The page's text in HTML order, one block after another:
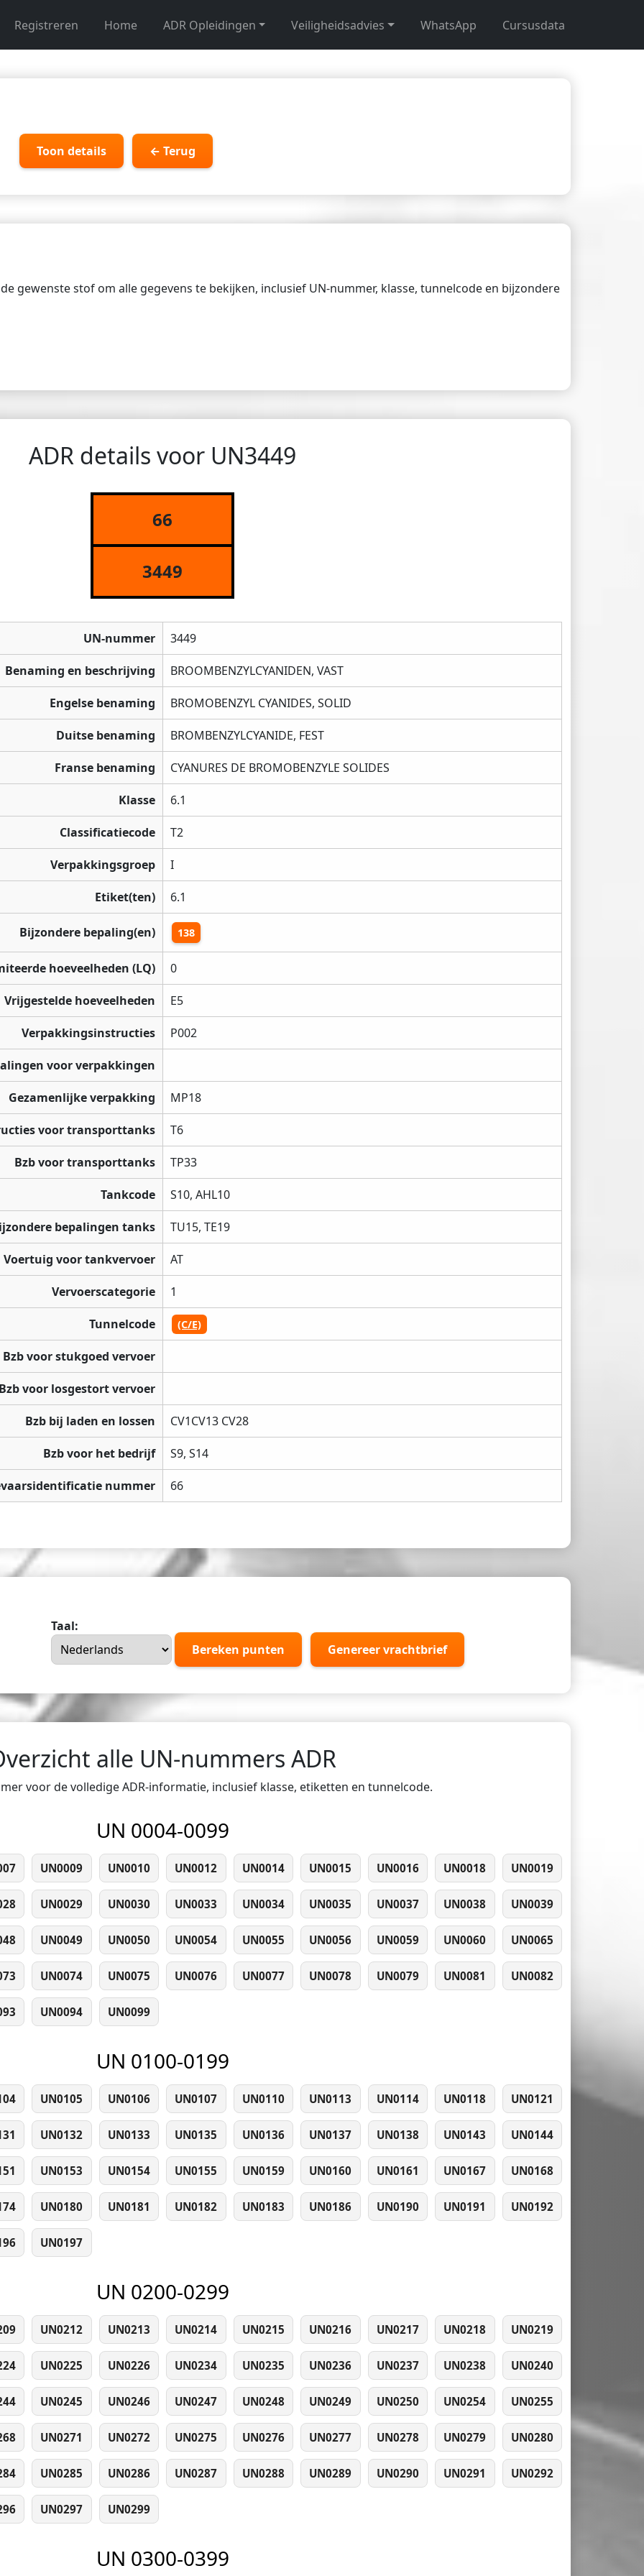
Registreren Home ADR Opleidingen Veiligheidsadvies WhatsApp Cursusdata
Toon details ← Terug
gewenste stof om alle gegevens te bekijken, inclusief UN-nummer, klasse, tunnelcode en bijzondere
ADR details voor UN3449
66
3449
UN-nummer 3449
Benaming en beschrijving BROOMBENZYLCYANIDEN, VAST
Engelse benaming BROMOBENZYL CYANIDES, SOLID
Duitse benaming BROMBENZYLCYANIDE, FEST
Franse benaming CYANURES DE BROMOBENZYLE SOLIDES
Klasse 6.1
Classificatiecode T2
Verpakkingsgroep I
Etiket(ten) 6.1
Bijzondere bepaling(en) 138
hoeveelheden (LQ) 0
Vrijgestelde hoeveelheden E5
Verpakkingsinstructies P002
voor verpakkingen
Gezamenlijke verpakking MP18
voor transporttanks T6
Bzb voor transporttanks TP33
Tankcode S10, AHL10
bepalingen tanks TU15, TE19
Voertuig voor tankvervoer AT
Vervoerscategorie 1
Tunnelcode (C/E)
Bzb voor stukgoed vervoer
voor losgestort vervoer
Bzb bij laden en lossen CV1CV13 CV28
Bzb voor het bedrijf S9, S14
nummer 66
Taal:
Bereken punten
Genereer vrachtbrief
alle UN-nummers ADR
voor de volledige ADR-informatie, inclusief klasse, etiketten en tunnelcode.
UN 0004-0099
UN0009 UN0010 UN0012 UN0014 UN0015 UN0016 UN0018 UN0019
UN0029 UN0030 UN0033 UN0034 UN0035 UN0037 UN0038 UN0039
UN0049 UN0050 UN0054 UN0055 UN0056 UN0059 UN0060 UN0065
UN0074 UN0075 UN0076 UN0077 UN0078 UN0079 UN0081 UN0082
UN0094 UN0099
UN 0100-0199
UN0105 UN0106 UN0107 UN0110 UN0113 UN0114 UN0118 UN0121
UN0132 UN0133 UN0135 UN0136 UN0137 UN0138 UN0143 UN0144
UN0153 UN0154 UN0155 UN0159 UN0160 UN0161 UN0167 UN0168
UN0180 UN0181 UN0182 UN0183 UN0186 UN0190 UN0191 UN0192
UN0197
UN 0200-0299
UN0212 UN0213 UN0214 UN0215 UN0216 UN0217 UN0218 UN0219
UN0225 UN0226 UN0234 UN0235 UN0236 UN0237 UN0238 UN0240
UN0245 UN0246 UN0247 UN0248 UN0249 UN0250 UN0254 UN0255
UN0271 UN0272 UN0275 UN0276 UN0277 UN0278 UN0279 UN0280
UN0285 UN0286 UN0287 UN0288 UN0289 UN0290 UN0291 UN0292
UN0297 UN0299
UN 0300-0399